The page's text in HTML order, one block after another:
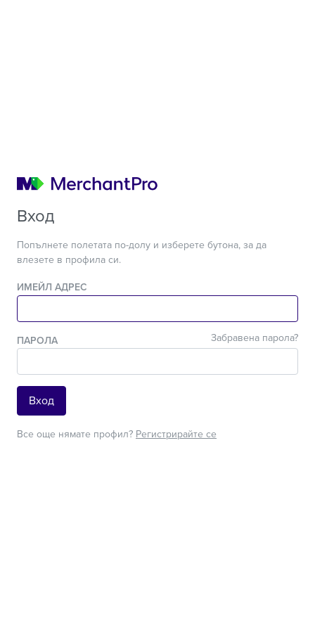
Вход
Попълнете полетата по-долу и изберете бутона, за да
влезете в профила си.
ИМЕЙЛ АДРЕС
ПАРОЛА Забравена парола?
Вход
Все още нямате профил? Регистрирайте се